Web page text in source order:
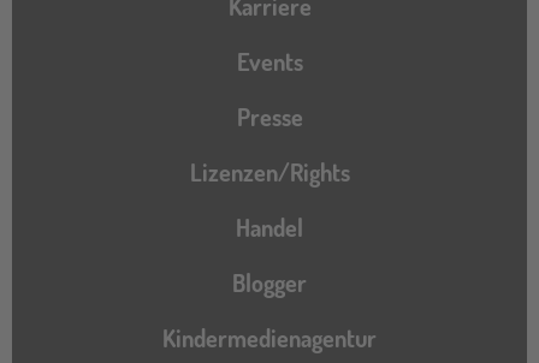
Events
Presse
Lizenzen/Rights
Handel
Blogger
Kindermedienagentur